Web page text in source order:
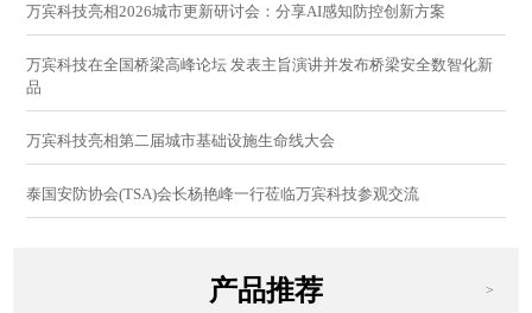
万宾科技亮相2026城市更新研讨会：分享AI感知防控创新方案
万宾科技在全国桥梁高峰论坛 发表主旨演讲并发布桥梁安全数智化新
品
万宾科技亮相第二届城市基础设施生命线大会
泰国安防协会(TSA)会长杨艳峰一行莅临万宾科技参观交流
产品推荐 >